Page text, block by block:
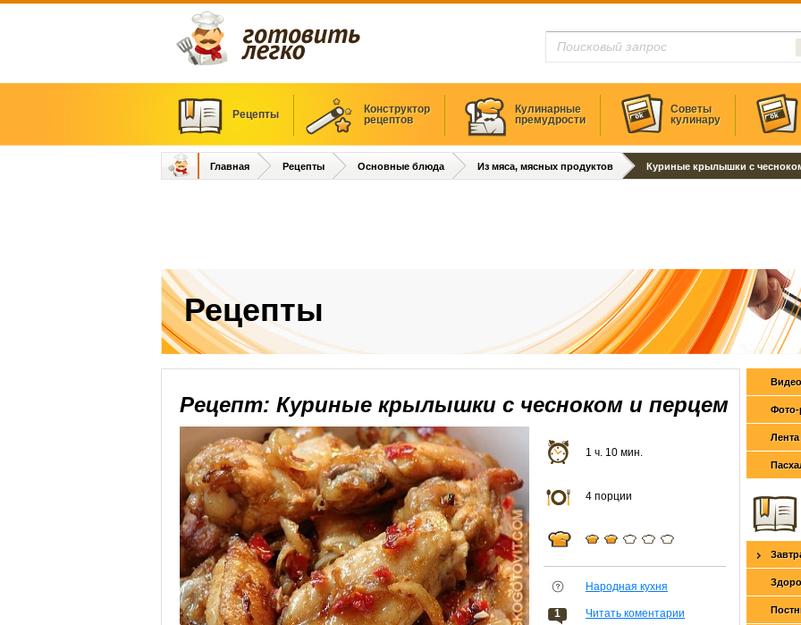
Рецепты
Конструктор
рецептов
Кулинарные
премудрости
Советы
кулинару
Главная Рецепты Основные блюда Из мяса, мясных продуктов Куриные крылышки с
Рецепты
Рецепт: Куриные крылышки с чесноком и перцем
1 ч. 10 мин.
4 порции
Народная кухня
1 Читать коментарии
Фото-